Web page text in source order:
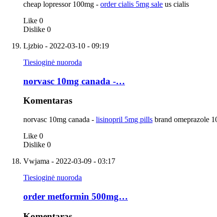
cheap lopressor 100mg - order cialis 5mg sale us cialis
Like 0
Dislike 0
Ljzbio - 2022-03-10 - 09:19
Tiesioginė nuoroda
norvasc 10mg canada -…
Komentaras
norvasc 10mg canada - lisinopril 5mg pills brand omeprazole
Like 0
Dislike 0
Vwjama - 2022-03-09 - 03:17
Tiesioginė nuoroda
order metformin 500mg…